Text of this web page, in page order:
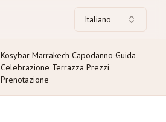
Italiano
Kosybar Marrakech Capodanno Guida
Celebrazione Terrazza Prezzi
Prenotazione